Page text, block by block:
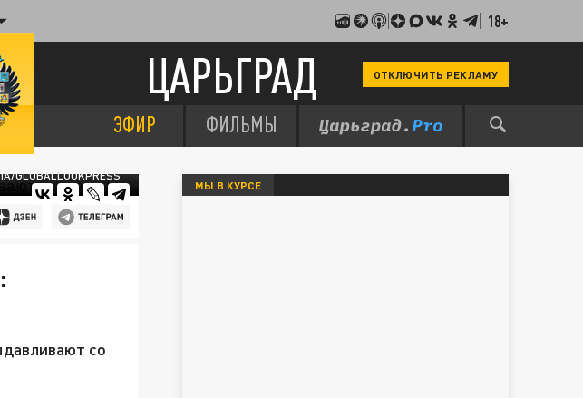
18+
ЦАРЬГРАД ОТКЛЮЧИТЬ РЕКЛАМУ
ЭФИР ФИЛЬМЫ
GLOBALLOOKPRESS
со
МЫ В КУРСЕ